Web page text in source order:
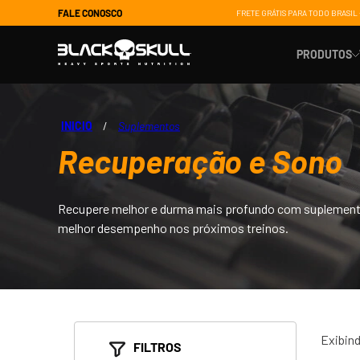
FALE CONOSCO FRETE GRÁTIS PARA TODO BRASIL
PRODUTOS
Suporte
Ganho
Energia
Controle
Saúde e
INICIO ﾠ/ﾠ Suplementos
Recuperação e Sono
Recupere melhor e durma mais profundo com
melhor desempenho nos próximos treinos.
FILTROS